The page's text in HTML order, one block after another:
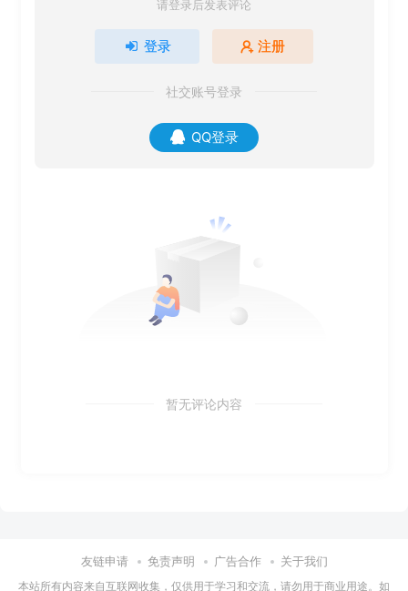
请登录后发表评论
登录 注册
社交账号登录
QQ登录
暂无评论内容
友链申请 免责声明 广告合作 关于我们
本站所有内容来自互联网收集，仅供用于学习和交流，请勿用于商业用途。如